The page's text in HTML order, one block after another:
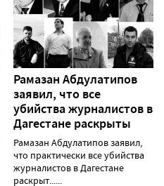
Рамазан Абдулатипов
заявил, что все
убийства журналистов в
Дагестане раскрыты
Рамазан Абдулатипов заявил,
что практически все убийства
журналистов в Дагестане
раскрыт......